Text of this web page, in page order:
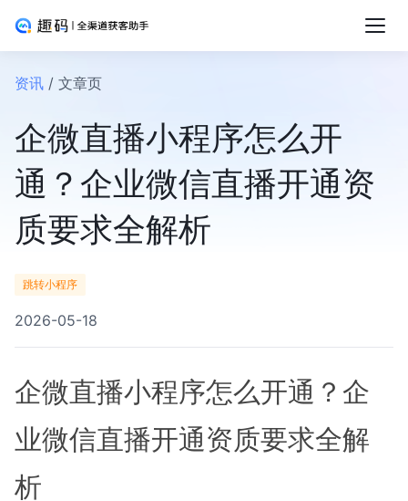
资讯 / 文章页
企微直播小程序怎么开
通？企业微信直播开通资
质要求全解析
跳转小程序
2026-05-18
企微直播小程序怎么开通？企
业微信直播开通资质要求全解
析